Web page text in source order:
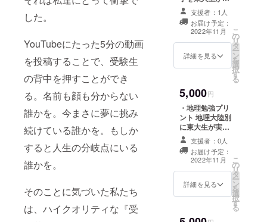
した。
YouTubeにたった5分の動画
を投稿することで、受験生
の背中を押すことができ
る。名前も顔も分からない
誰かを。今まさに夢に挑み
続けている誰かを。もしか
すると人生の分岐点にいる
誰かを。
そのことに気づいた私たち
は、ハイクオリティな『受
際にまとめた
ノートのコピー
です。 ・激励の
メッセージ 東京
大学理科二・三
類22組より心を
ていただきま
す。
支援者：1人
お届け予定：
2022年11月
詳細を見る
こ
の
リ
タ
ー
ン
を
選
択
す
る
5,000円
・地理勉強プリ
ント 地理大陸別
に東大生が実際
にまとめたノー
トのコピーで
す。 ・激励の
メッセージ 東京
大学理科二・三
類22組より心を
支援者：0人
お届け予定：
2022年11月
詳細を見る
こ
の
リ
タ
ー
ン
を
選
択
す
る